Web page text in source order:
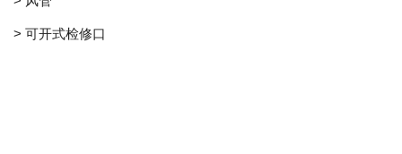
> 可开式检修口